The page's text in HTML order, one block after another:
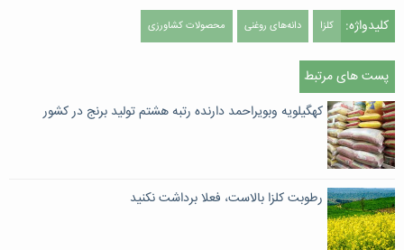
کلیدواژه: کلزا دانه‌های روغنی محصولات کشاورزی
پست های مرتبط
کهگیلویه وبویراحمد دارنده رتبه هشتم تولید برنج در کشور
رطوبت کلزا بالاست، فعلا برداشت نکنید